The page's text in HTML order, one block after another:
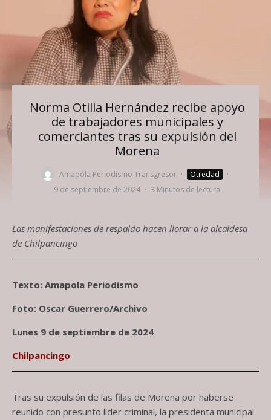
Norma Otilia Hernández recibe apoyo
de trabajadores municipales y
comerciantes tras su expulsión del
Morena
Amapola Periodismo Transgresor · Otredad
·
9 de septiembre de 2024 · 3 Minutos de lectura
Las manifestaciones de respaldo hacen llorar a la alcaldesa
de Chilpancingo
Texto: Amapola Periodismo
Foto: Oscar Guerrero/Archivo
Lunes 9 de septiembre de 2024
Chilpancingo
Tras su expulsión de las filas de Morena por haberse
reunido con presunto líder criminal, la presidenta municipal